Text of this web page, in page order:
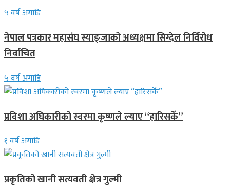
५ वर्ष अगाडि
नेपाल पत्रकार महासंघ स्याङ्जाको अध्यक्षमा सिग्देल निर्विरोध
निर्वाचित
५ वर्ष अगाडि
प्रविशा अघिकारीको स्वरमा कृष्णले ल्याए “हारिसकेँ”
१ वर्ष अगाडि
प्रकृतिको खानी सत्यवती क्षेत्र गुल्मी